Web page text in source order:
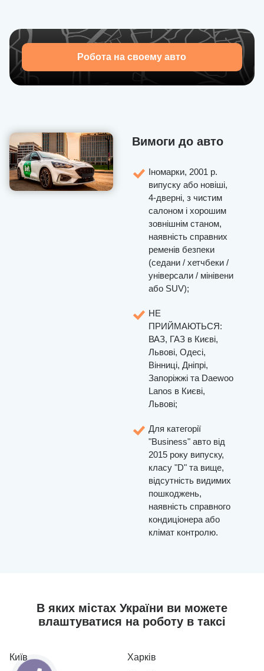
Робота на своему авто
Вимоги до авто
Іномарки, 2001 р.
випуску або новіші,
4-дверні, з чистим
салоном і хорошим
зовнішнім станом,
наявність справних
ременів безпеки
(седани / хетчбеки /
універсали / мінівени
або SUV);
НЕ
ПРИЙМАЮТЬСЯ:
ВАЗ, ГАЗ в Києві,
Львові, Одесі,
Вінниці, Дніпрі,
Запоріжжі та Daewoo
Lanos в Києві,
Львові;
Для категорії
"Business" авто від
2015 року випуску,
класу "D" та вище,
відсутність видимих
пошкоджень,
наявність справного
кондиціонера або
клімат контролю.
В яких містах України ви можете
влаштуватися на роботу в таксі
Київ
Харків